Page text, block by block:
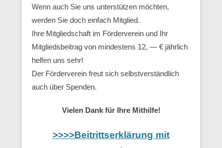
Wenn auch Sie uns unterstützen möchten,
werden Sie doch einfach Mitglied.
Ihre Mitgliedschaft im Förderverein und Ihr
Mitgliedsbeitrag von mindestens 12, — € jährlich
helfen uns sehr!
Der Förderverein freut sich selbstverständlich
auch über Spenden.
Vielen Dank für Ihre Mithilfe!
>>>>Beitrittserklärung mit